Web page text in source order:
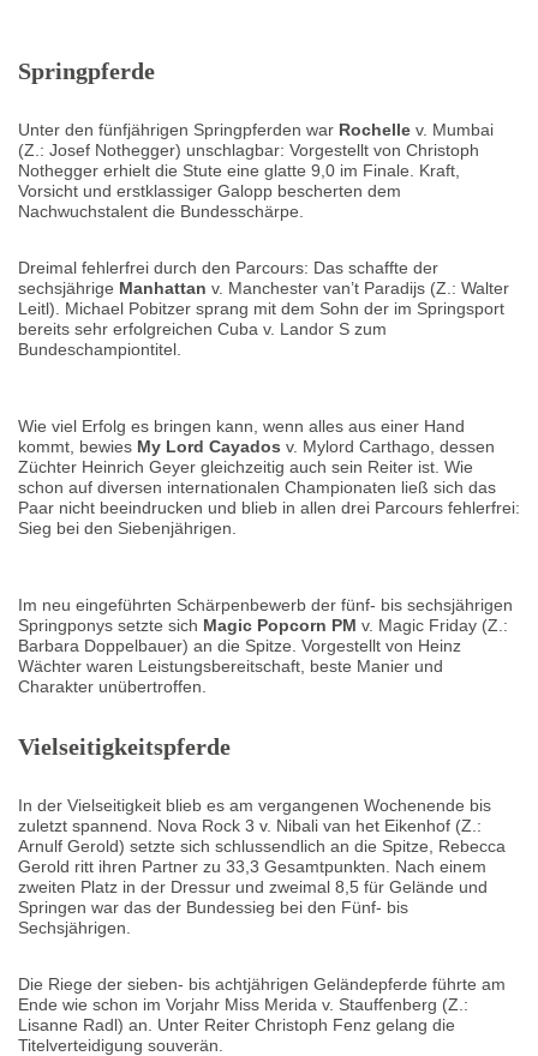
Springpferde
Unter den fünfjährigen Springpferden war Rochelle v. Mumbai
(Z.: Josef Nothegger) unschlagbar: Vorgestellt von Christoph
Nothegger erhielt die Stute eine glatte 9,0 im Finale. Kraft,
Vorsicht und erstklassiger Galopp bescherten dem
Nachwuchstalent die Bundesschärpe.
Dreimal fehlerfrei durch den Parcours: Das schaffte der
sechsjährige Manhattan v. Manchester van’t Paradijs (Z.: Walter
Leitl). Michael Pobitzer sprang mit dem Sohn der im Springsport
bereits sehr erfolgreichen Cuba v. Landor S zum
Bundeschampiontitel.
Wie viel Erfolg es bringen kann, wenn alles aus einer Hand
kommt, bewies My Lord Cayados v. Mylord Carthago, dessen
Züchter Heinrich Geyer gleichzeitig auch sein Reiter ist. Wie
schon auf diversen internationalen Championaten ließ sich das
Paar nicht beeindrucken und blieb in allen drei Parcours fehlerfrei:
Sieg bei den Siebenjährigen.
Im neu eingeführten Schärpenbewerb der fünf- bis sechsjährigen
Springponys setzte sich Magic Popcorn PM v. Magic Friday (Z.:
Barbara Doppelbauer) an die Spitze. Vorgestellt von Heinz
Wächter waren Leistungsbereitschaft, beste Manier und
Charakter unübertroffen.
Vielseitigkeitspferde
In der Vielseitigkeit blieb es am vergangenen Wochenende bis
zuletzt spannend. Nova Rock 3 v. Nibali van het Eikenhof (Z.:
Arnulf Gerold) setzte sich schlussendlich an die Spitze, Rebecca
Gerold ritt ihren Partner zu 33,3 Gesamtpunkten. Nach einem
zweiten Platz in der Dressur und zweimal 8,5 für Gelände und
Springen war das der Bundessieg bei den Fünf- bis
Sechsjährigen.
Die Riege der sieben- bis achtjährigen Geländepferde führte am
Ende wie schon im Vorjahr Miss Merida v. Stauffenberg (Z.:
Lisanne Radl) an. Unter Reiter Christoph Fenz gelang die
Titelverteidigung souverän.